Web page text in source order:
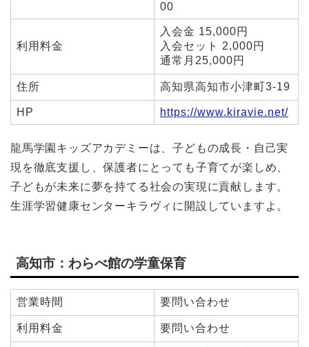
00
利用料金
入会金 15,000円
入会セット 2,000円
通常月25,000円
住所 高知県高知市小津町3-19
HP https://www.kiravie.net/
龍馬学園キッズアカデミーは、子どもの成長・自己実
現を徹底支援し、保護者にとっても子育てが楽しめ、
子どもが未来に夢を持てる社会の実現に貢献します。
生涯学習健康センターキラヴィに開設していますよ。
高知市：わらべ館の学童保育
営業時間 要問い合わせ
利用料金 要問い合わせ